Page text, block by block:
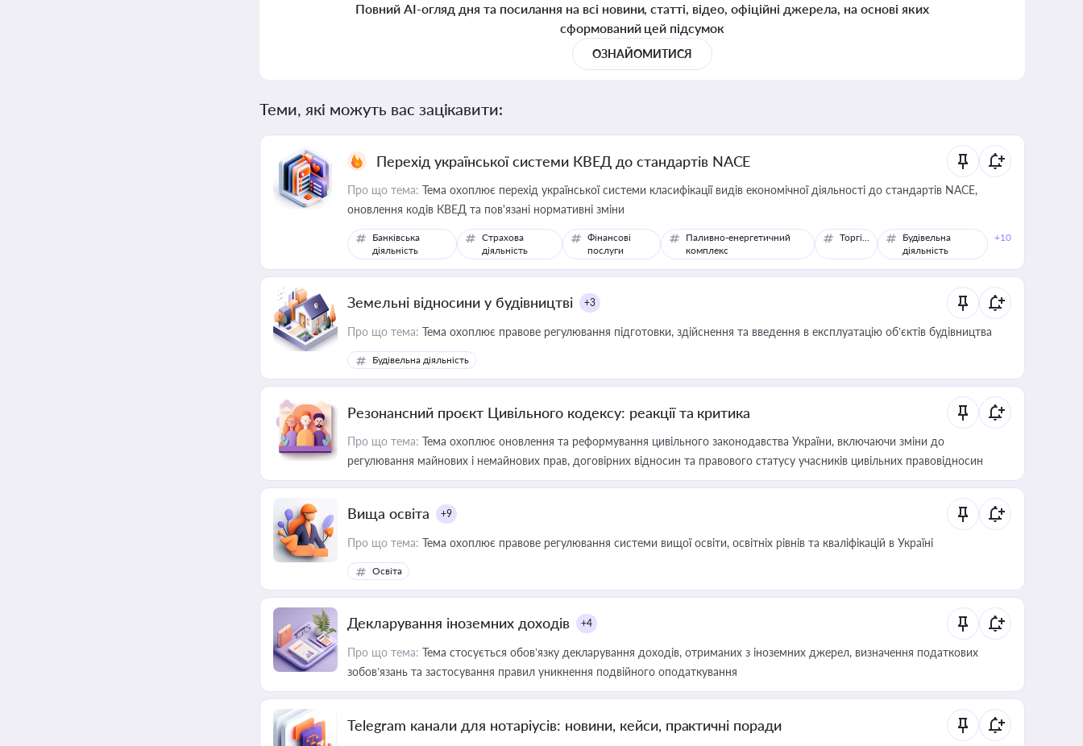
Повний AI-огляд дня та посилання на всі новини, статті, відео, офіційні джерела, на основі яких
сформований цей підсумок
ОЗНАЙОМИТИСЯ
Теми, які можуть вас зацікавити:
Перехід української системи КВЕД до стандартів NACE
Про що тема: Тема охоплює перехід української системи класифікації видів економічної діяльності до стандартів NACE,
оновлення кодів КВЕД та пов'язані нормативні зміни
Банківська
діяльність
Страхова
діяльність
Фінансові
послуги
Паливно-енергетичний
комплекс
Торгівля
Будівельна
діяльність
+10
Земельні відносини у будівництві +3
Про що тема: Тема охоплює правове регулювання підготовки, здійснення та введення в експлуатацію об’єктів будівництва
Будівельна діяльність
Резонансний проєкт Цивільного кодексу: реакції та критика
Про що тема: Тема охоплює оновлення та реформування цивільного законодавства України, включаючи зміни до
регулювання майнових і немайнових прав, договірних відносин та правового статусу учасників цивільних правовідносин
Вища освіта +9
Про що тема: Тема охоплює правове регулювання системи вищої освіти, освітніх рівнів та кваліфікацій в Україні
Освіта
Декларування іноземних доходів +4
Про що тема: Тема стосується обов’язку декларування доходів, отриманих з іноземних джерел, визначення податкових
зобов’язань та застосування правил уникнення подвійного оподаткування
Telegram канали для нотаріусів: новини, кейси, практичні поради